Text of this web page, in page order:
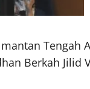
Berkah Jilid